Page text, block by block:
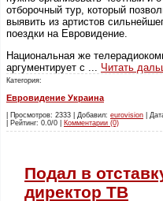
отборочный тур, который
выявить из артистов
поездки на Евровидение.
Национальная же
аргументирует с ... Читать
Категория:
Евровидение Украина
| Просмотров: 2333 | Добавил: eurovision |
| Рейтинг: 0.0/0 | Комментарии (0)
Подал в
директор ТВ